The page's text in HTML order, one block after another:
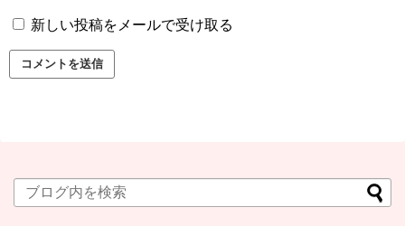
新しい投稿をメールで受け取る